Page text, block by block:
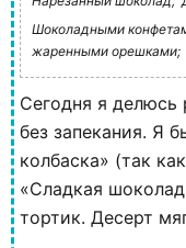
Шоколадными
жаренными орешками;
Сегодня я делюсь
без запекания. Я
колбаска» (так
«Сладкая
тортик. Десерт